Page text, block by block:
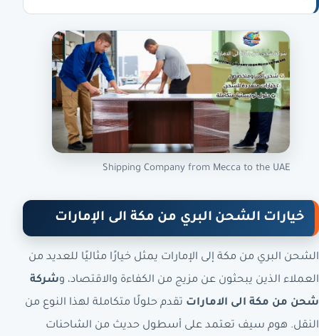
Shipping Company from Mecca to the UAE
خيارات الشحن البري من مكة الى الإمارات
الشحن البري من مكة إلى الإمارات يمثل خيارًا مثاليًا للعديد من
العملاء الذين يبحثون عن مزيج من الكفاءة والاقتصاد، وشركة
شحن من مكة الى الامارات تقدم حلولًا متكاملة لهذا النوع من
النقل. هوم سيف تعتمد على أسطول حديث من الشاحنات